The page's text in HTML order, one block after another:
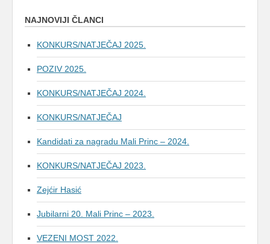
NAJNOVIJI ČLANCI
KONKURS/NATJEČAJ 2025.
POZIV 2025.
KONKURS/NATJEČAJ 2024.
KONKURS/NATJEČAJ
Kandidati za nagradu Mali Princ – 2024.
KONKURS/NATJEČAJ 2023.
Zejćir Hasić
Jubilarni 20. Mali Princ – 2023.
VEZENI MOST 2022.